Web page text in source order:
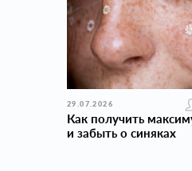
29.07.2026
Как получить
и забыть о синяках